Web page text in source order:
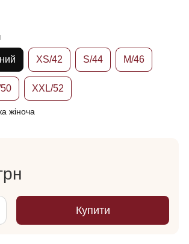
XS/42 S/44 M/46
XXL/52
жіноча
Купити